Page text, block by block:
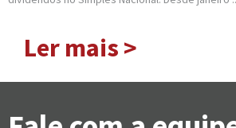
Ler mais >